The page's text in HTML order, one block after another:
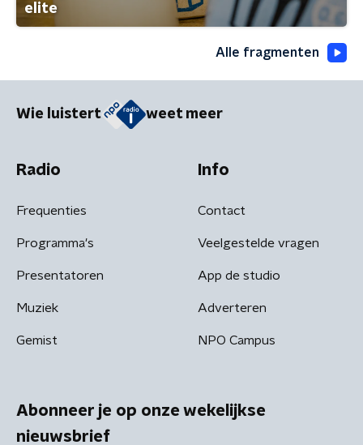
elite
Alle fragmenten
Wie luistert weet meer
Radio
Frequenties
Programma's
Presentatoren
Muziek
Gemist
Info
Contact
Veelgestelde vragen
App de studio
Adverteren
NPO Campus
Abonneer je op onze wekelijkse
nieuwsbrief